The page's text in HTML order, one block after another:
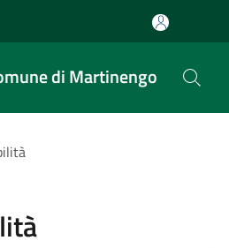
di Martinengo